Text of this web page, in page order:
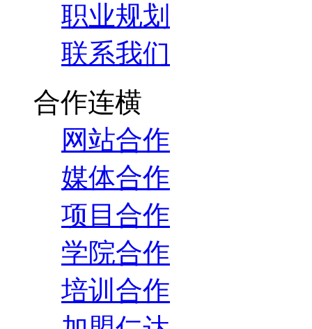
职业规划
联系我们
合作连横
网站合作
媒体合作
项目合作
学院合作
培训合作